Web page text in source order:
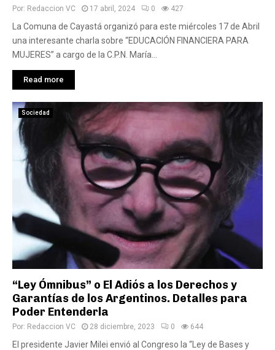
Por: Redaccion VC 17 abril, 2024 0 427
La Comuna de Cayastá organizó para este miércoles 17 de Abril
una interesante charla sobre “EDUCACIÓN FINANCIERA PARA
MUJERES” a cargo de la C.P.N. María...
Read more
Sociedad
“Ley Ómnibus” o El Adiós a los Derechos y
Garantías de los Argentinos. Detalles para
Poder Entenderla
Por: Redaccion VC 28 diciembre, 2023 0 644
El presidente Javier Milei envió al Congreso la “Ley de Bases y